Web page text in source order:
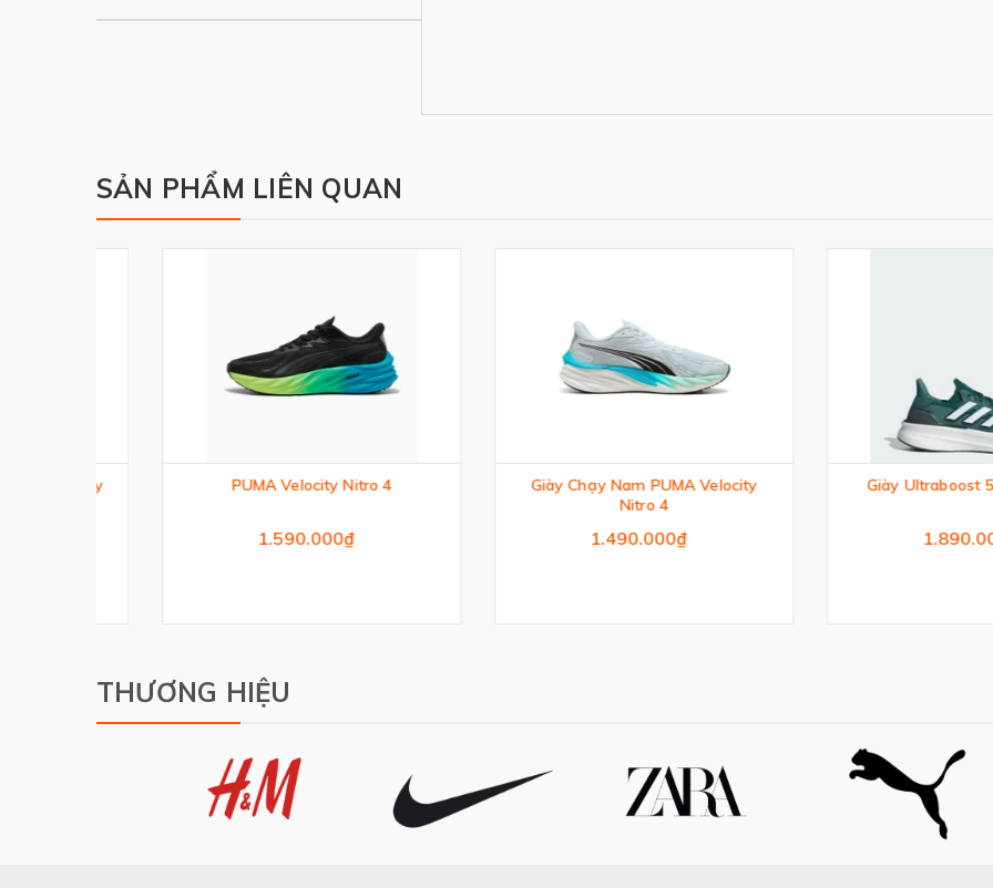
SẢN PHẨM LIÊN QUAN
PUMA Velocity Nitro 4
1.590.000₫
Giày Chạy Nam PUMA Velocity
1.490.000₫
Giày Ultraboost 5 Màu
1.890.000₫
THƯƠNG HIỆU